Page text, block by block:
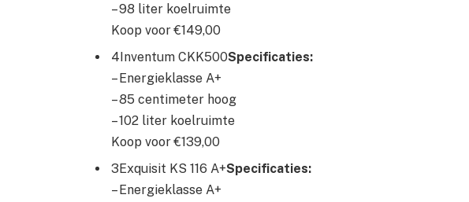
– 98 liter koelruimte
Koop voor €149,00
4Inventum CKK500Specificaties:
– Energieklasse A+
– 85 centimeter hoog
– 102 liter koelruimte
Koop voor €139,00
3Exquisit KS 116 A+Specificaties:
– Energieklasse A+